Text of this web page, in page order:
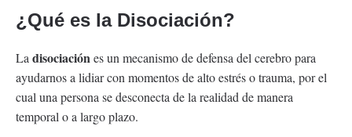
¿Qué es la Disociación?
La disociaciónes un mecanismo de defensa del cerebro para
ayudarnos a lidiar con momentos de alto estrés o trauma, por el
cual una persona se desconecta de la realidad de manera
temporal o a largo plazo.